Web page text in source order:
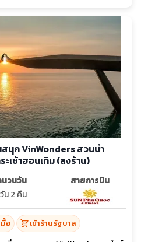
นุก VinWonders สวนน้ำ
เช้าฮอนเทิม (ลงร้าน)
นวนวัน
น 2 คืน
สายการบิน
มื้อ shopping_cartเข้าร้านรัฐบาล